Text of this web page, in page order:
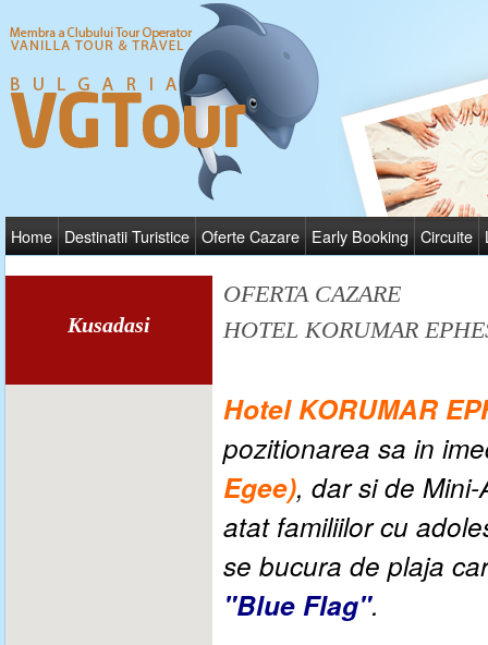
Home Destinatii Turistice Oferte Cazare Early Booking Circuite
Kusadasi
OFERTA CAZARE
HOTEL KORUMAR
Hotel KORUMAR
pozitionarea sa in
Egee), dar si de
atat familiilor cu
se bucura de plaja
"Blue Flag".